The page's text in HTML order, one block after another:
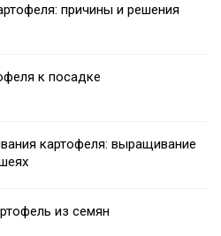
причины и решения
к посадке
картофеля: выращивание
из семян